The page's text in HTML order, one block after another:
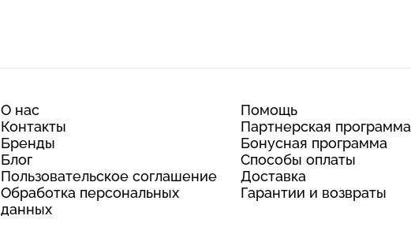
О нас
Контакты
Бренды
Блог
Пользовательское соглашение
Обработка персональных
данных
Помощь
Партнерская программа
Бонусная программа
Способы оплаты
Доставка
Гарантии и возвраты